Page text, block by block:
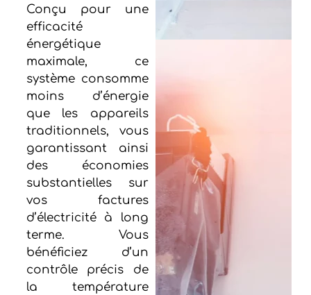
Conçu pour une
efficacité
énergétique
maximale, ce
système consomme
moins d’énergie
que les appareils
traditionnels, vous
garantissant ainsi
des économies
substantielles sur
vos factures
d’électricité à long
terme. Vous
bénéficiez d’un
contrôle précis de
la température